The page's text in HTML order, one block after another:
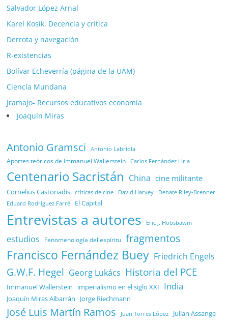
Salvador López Arnal
Karel Kosík. Decencia y crítica
Derrota y navegación
R-existencias
Bolívar Echeverría (página de la UAM)
Ciencía Mundana
Jramajo- Recursos educativos economía
Joaquín Miras
Antonio Gramsci Antonio Labriola
Aportes teóricos de Immanuel Wallerstein Carlos Fernández Liria
Centenario Sacristán China cine militante
Cornelius Castoriadis críticas de cine David Harvey Debate Riley-Brenner
Eduard Rodríguez Farré El Capital
Entrevistas a autores Eric J. Hobsbawm
estudios Fenomenología del espíritu fragmentos
Francisco Fernández Buey Friedrich Engels
G.W.F. Hegel Georg Lukács Historia del PCE
Immanuel Wallerstein imperialismo en el siglo XXI India
Joaquín Miras Albarrán Jorge Riechmann
José Luis Martín Ramos Juan Torres López Julian Assange